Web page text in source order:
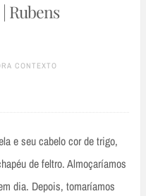
Rubens
CONTEXTO
e seu cabelo cor de trigo,
de feltro. Almoçaríamos
dia. Depois, tomaríamos